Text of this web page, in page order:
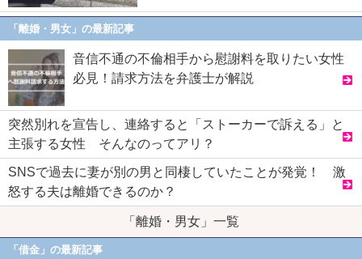
「離婚・男女」の最新記事
音信不通の不倫相手から慰謝料を取りたい女性
必見！請求方法を弁護士が解説
突然別れを宣告し、連絡すると「ストーカーで訴える」と
主張する女性 そんなのってアリ？
SNSで過去に妻が別の男と同棲していたことが発覚！ 激
怒する夫は離婚できるのか？
「離婚・男女」一覧
「借金」の最新記事